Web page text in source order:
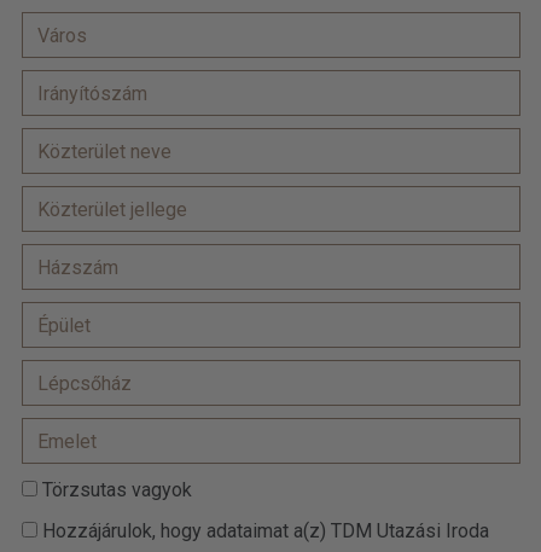
Törzsutas vagyok
Hozzájárulok, hogy adataimat a(z) TDM Utazási Iroda